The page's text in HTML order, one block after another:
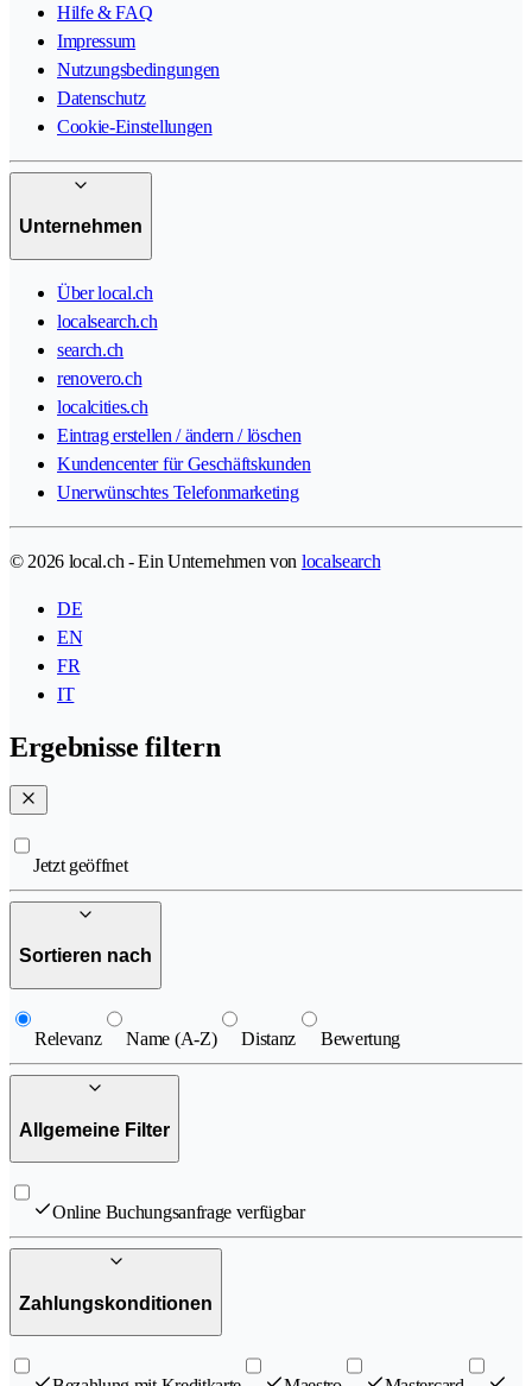
Hilfe & FAQ
Impressum
Nutzungsbedingungen
Datenschutz
Cookie-Einstellungen
Unternehmen
Über local.ch
localsearch.ch
search.ch
renovero.ch
localcities.ch
Eintrag erstellen / ändern / löschen
Kundencenter für Geschäftskunden
Unerwünschtes Telefonmarketing
© 2026 local.ch - Ein Unternehmen von localsearch
DE
EN
FR
IT
Ergebnisse filtern
Jetzt geöffnet
Sortieren nach
Relevanz Name (A-Z) Distanz Bewertung
Allgemeine Filter
Online Buchungsanfrage verfügbar
Zahlungskonditionen